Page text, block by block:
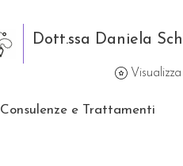
Dott.ssa Daniela
Consulenze e Trattamenti